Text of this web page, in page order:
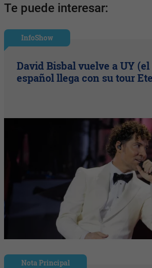
Te puede interesar:
InfoShow
David Bisbal vuelve a UY
español llega con su tour
Nota Principal